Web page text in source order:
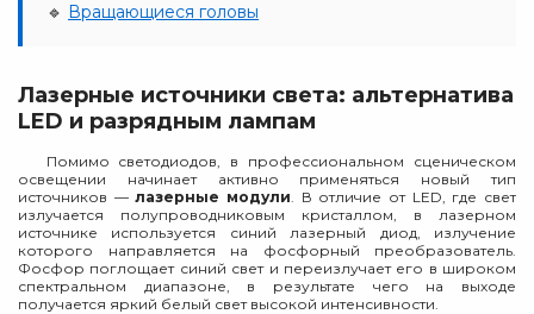
🔹 Вращающиеся головы
Лазерные источники света: альтернатива
LED и разрядным лампам
Помимо светодиодов, в профессиональном сценическом
освещении начинает активно применяться новый тип
источников —лазерные модули. В отличие от LED, где свет
излучается полупроводниковым кристаллом, в лазерном
источнике используется синий лазерный диод, излучение
которого направляется на фосфорный преобразователь.
Фосфор поглощает синий свет и переизлучает его в широком
спектральном диапазоне, в результате чего на выходе
получается яркий белый свет высокой интенсивности.